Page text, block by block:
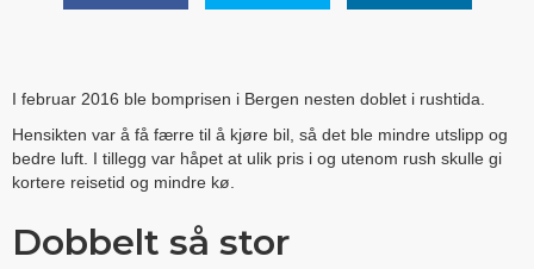
I februar 2016 ble bomprisen i Bergen nesten doblet i rushtida.
Hensikten var å få færre til å kjøre bil, så det ble mindre utslipp og
bedre luft. I tillegg var håpet at ulik pris i og utenom rush skulle gi
kortere reisetid og mindre kø.
Dobbelt så stor